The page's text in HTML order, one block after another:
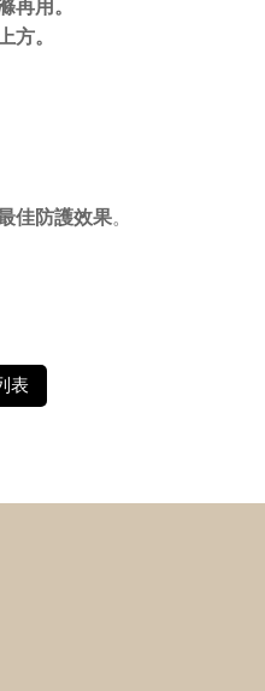
再用。
方。
佳防護效果。
表